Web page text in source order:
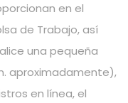
en el
de Trabajo, así
una pequeña
aproximadamente),
en línea, el